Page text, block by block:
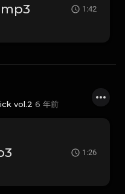
1:42
vol.2 6 年前
1:26